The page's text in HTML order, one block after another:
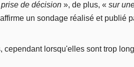
de décision », de plus, « sur
un sondage réalisé et publié
cependant lorsqu'elles sont trop